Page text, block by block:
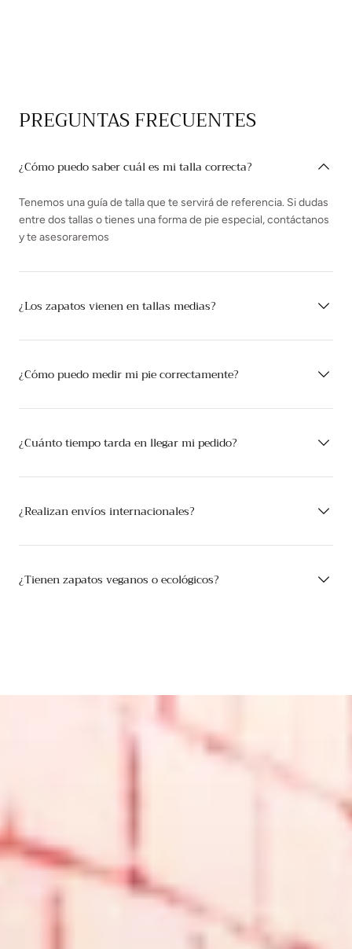
PREGUNTAS FRECUENTES
¿Cómo puedo saber cuál es mi talla correcta?
Tenemos una guía de talla que te servirá de referencia. Si dudas
entre dos tallas o tienes una forma de pie especial, contáctanos
y te asesoraremos
¿Los zapatos vienen en tallas medias?
¿Cómo puedo medir mi pie correctamente?
¿Cuánto tiempo tarda en llegar mi pedido?
¿Realizan envíos internacionales?
¿Tienen zapatos veganos o ecológicos?